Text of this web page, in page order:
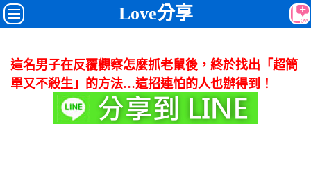
Love分享
這名男子在反覆觀察怎麼抓老鼠後，終於找出「超簡
單又不殺生」的方法…這招連怕的人也辦得到！